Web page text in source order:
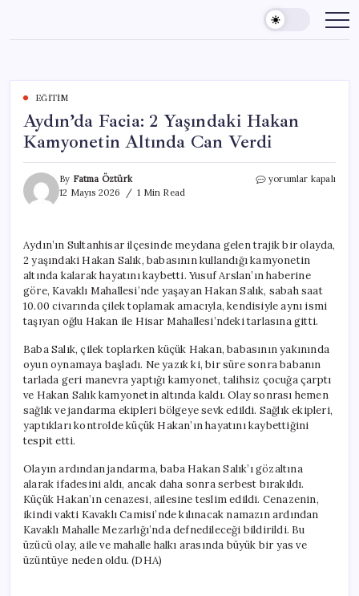
content
EĞITIM
Aydın’da Facia: 2 Yaşındaki Hakan
Kamyonetin Altında Can Verdi
By Fatma Öztürk
12 Mayıs 2026
1 Min Read
Aydın’da
Kamyonetin
Altında
Can
Verdi
için
yorumlar kapalı
Aydın’ın Sultanhisar ilçesinde meydana gelen trajik bir olayda,
2 yaşındaki Hakan Salık, babasının kullandığı kamyonetin
altında kalarak hayatını kaybetti. Yusuf Arslan’ın haberine
göre, Kavaklı Mahallesi’nde yaşayan Hakan Salık, sabah saat
10.00 civarında çilek toplamak amacıyla, kendisiyle aynı ismi
taşıyan oğlu Hakan ile Hisar Mahallesi’ndeki tarlasına gitti.
Baba Salık, çilek toplarken küçük Hakan, babasının yakınında
oyun oynamaya başladı. Ne yazık ki, bir süre sonra babanın
tarlada geri manevra yaptığı kamyonet, talihsiz çocuğa çarptı
ve Hakan Salık kamyonetin altında kaldı. Olay sonrası hemen
sağlık ve jandarma ekipleri bölgeye sevk edildi. Sağlık ekipleri,
yaptıkları kontrolde küçük Hakan’ın hayatını kaybettiğini
tespit etti.
Olayın ardından jandarma, baba Hakan Salık’ı gözaltına
alarak ifadesini aldı, ancak daha sonra serbest bırakıldı.
Küçük Hakan’ın cenazesi, ailesine teslim edildi. Cenazenin,
ikindi vakti Kavaklı Camisi’nde kılınacak namazın ardından
Kavaklı Mahalle Mezarlığı’nda defnedileceği bildirildi. Bu
üzücü olay, aile ve mahalle halkı arasında büyük bir yas ve
üzüntüye neden oldu. (DHA)